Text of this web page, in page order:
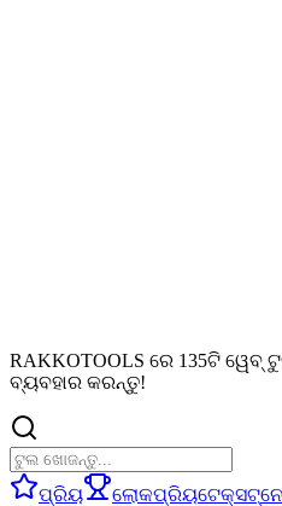
RAKKOTOOLS ରେ 135ଟି
ବ୍ୟବହାର କରନ୍ତୁ!
ପ୍ରିୟ ଲୋକପ୍ରିୟଟେକ୍ସଟ୍